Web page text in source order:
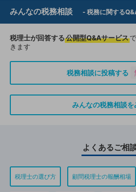
みんなの税務相談 - 税務に関する
税理士が回答する公開型Q&Aサービス
きます
税務相談に投稿する
みんなの税務相談を
よくあるご相
税理士の選び方 顧問税理士の報酬相場